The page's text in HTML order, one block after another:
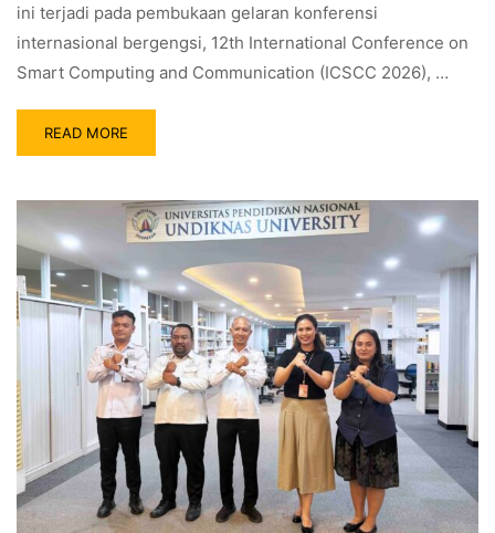
ini terjadi pada pembukaan gelaran konferensi
internasional bergengsi, 12th International Conference on
Smart Computing and Communication (ICSCC 2026), …
READ MORE